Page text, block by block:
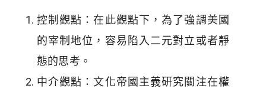
控制觀點：在此觀點下，為了強調美國
的宰制地位，容易陷入二元對立或者靜
態的思考。
中介觀點：文化帝國主義研究關注在權